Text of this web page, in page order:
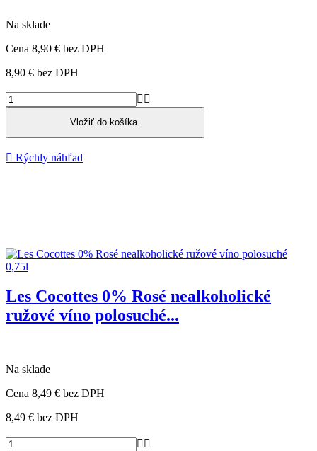
Na sklade
Cena 8,90 € bez DPH
8,90 € bez DPH
 
Vložiť do košíka
 Rýchly náhľad
Les Cocottes 0% Rosé nealkoholické
ružové víno polosuché...
Na sklade
Cena 8,49 € bez DPH
8,49 € bez DPH
 